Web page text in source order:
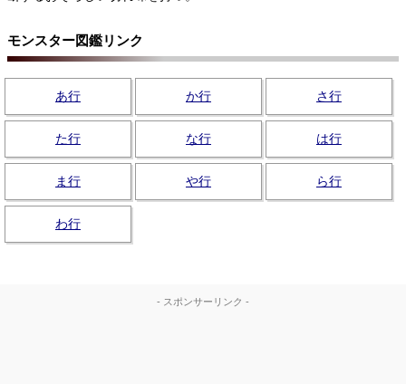
モンスター図鑑リンク
あ行 か行 さ行
た行 な行 は行
ま行 や行 ら行
わ行
- スポンサーリンク -